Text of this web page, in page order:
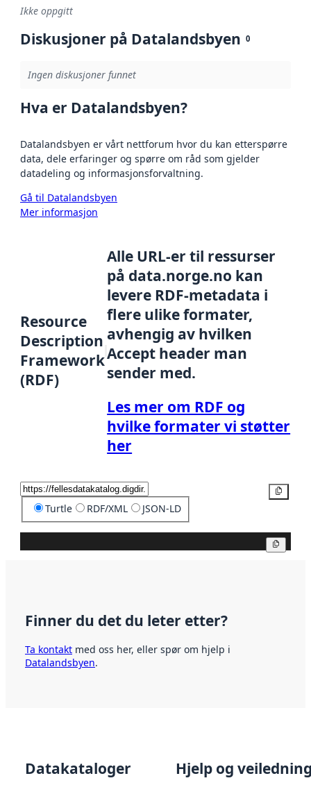
Ikke oppgitt
Diskusjoner på Datalandsbyen 0
Ingen diskusjoner funnet
Hva er Datalandsbyen?
Datalandsbyen er vårt nettforum hvor du kan etterspørre
data, dele erfaringer og spørre om råd som gjelder
datadeling og informasjonsforvaltning.
Gå til Datalandsbyen
Mer informasjon
Resource
Description
Framework
(RDF)
Alle URL-er til ressurser
på data.norge.no kan
levere RDF-metadata i
flere ulike formater,
avhengig av hvilken
Accept header man
sender med.
Les mer om RDF og
hvilke formater vi støtter
her
Turtle RDF/XML JSON-LD
Finner du det du leter etter?
Ta kontakt med oss her, eller spør om hjelp i
Datalandsbyen.
Datakataloger Hjelp og